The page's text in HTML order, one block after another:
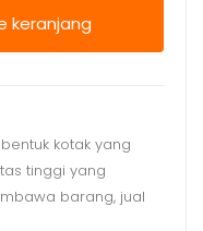
keranjang
kotak yang
tinggi yang
barang, jual